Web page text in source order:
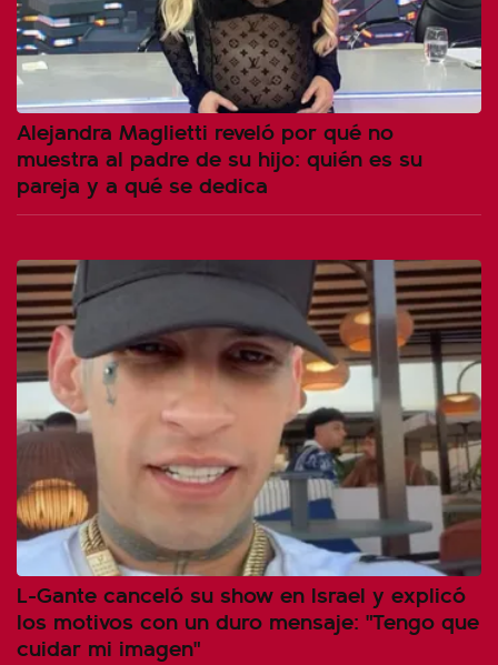
Alejandra Maglietti reveló por qué no
muestra al padre de su hijo: quién es su
pareja y a qué se dedica
L-Gante canceló su show en Israel y explicó
los motivos con un duro mensaje: "Tengo que
cuidar mi imagen"